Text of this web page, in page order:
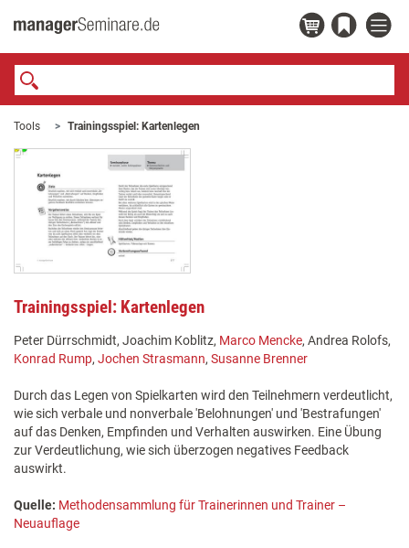
Tools Trainingsspiel: Kartenlegen
Trainingsspiel: Kartenlegen
Peter Dürrschmidt, Joachim Koblitz, Marco Mencke, Andrea Rolofs,
Konrad Rump, Jochen Strasmann, Susanne Brenner
Durch das Legen von Spielkarten wird den Teilnehmern verdeutlicht,
wie sich verbale und nonverbale 'Belohnungen' und 'Bestrafungen'
auf das Denken, Empfinden und Verhalten auswirken. Eine Übung
zur Verdeutlichung, wie sich überzogen negatives Feedback
auswirkt.
Quelle: Methodensammlung für Trainerinnen und Trainer –
Neuauflage